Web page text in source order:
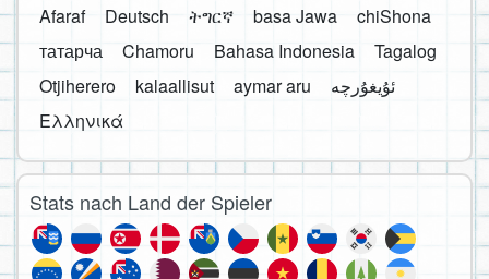
Afaraf
Deutsch ትግርኛ basa Jawa
chiShona
татарча
Chamoru Bahasa Indonesia
Tagalog
Otjiherero
kalaallisut aymar aru
Ελληνικά
Stats nach Land der Spieler